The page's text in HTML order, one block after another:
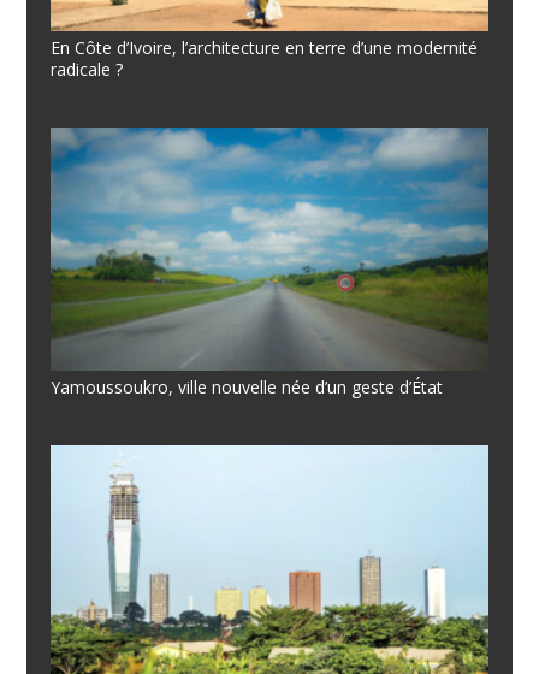
En Côte d’Ivoire, l’architecture en terre d’une modernité
radicale ?
Yamoussoukro, ville nouvelle née d’un geste d’État